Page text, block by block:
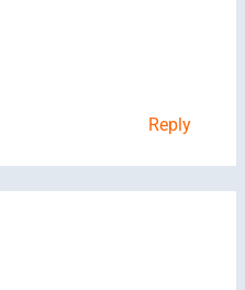
Reply